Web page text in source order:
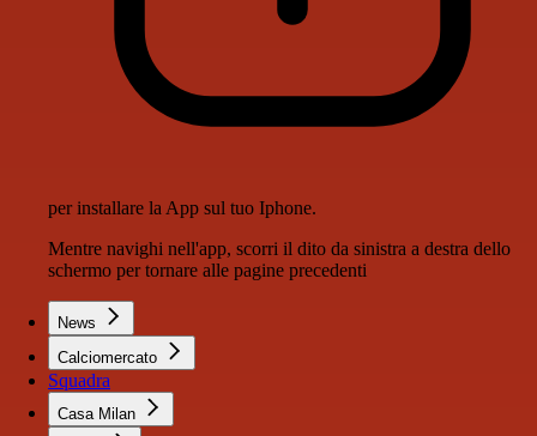
per installare la App sul tuo Iphone.
Mentre navighi nell'app, scorri il dito da sinistra a destra dello
schermo per tornare alle pagine precedenti
News
Calciomercato
Squadra
Casa Milan